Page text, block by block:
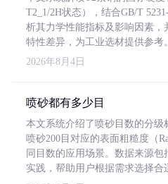
T2_1/2H状态），结合GB/T
析其力学性能指标及影响因素，
特性差异，为工业选材提供参考。
2026年8月4日
喷砂都有多少目
本文系统介绍了喷砂目数的分级
喷砂200目对应的表面粗糙度（
同目数的应用场景。数据来源包
实践，帮助用户根据需求选择合